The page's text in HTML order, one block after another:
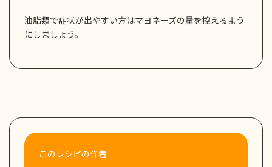
油脂類で症状が出やすい方はマヨネーズの量を控えるよう
にしましょう。
このレシピの作者